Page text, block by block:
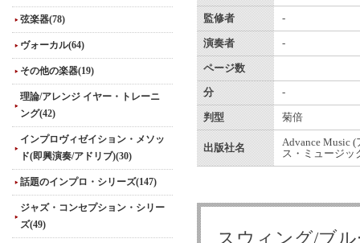
弦楽器(78)
ヴォーカル(64)
その他の楽器(19)
理論/アレンジ イヤー・トレーニ
ング(42)
インプロヴィゼイション・メソッ
ド(即興演奏/アドリブ)(30)
話題のインプロ・シリーズ(147)
ジャズ・コンセプション・シリー
ズ(49)
監修者 -
演奏者 -
ページ数
分 -
判型 菊倍
出版社名
Advance Music (
ス・ミュージッ
スウィング/ブ